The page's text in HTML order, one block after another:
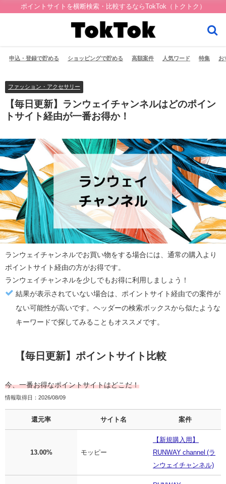
ポイントサイトを横断検索・比較するならTokTok（トクトク）
申込・登録で貯める ショッピングで貯める 高額案件 人気ワード 特集 お
ファッション・アクセサリー
【毎日更新】ランウェイチャンネルはどのポイン
トサイト経由が一番お得か！
ランウェイチャンネルでお買い物をする場合には、通常の購入より
ポイントサイト経由の方がお得です。
ランウェイチャンネルを少しでもお得に利用しましょう！
結果が表示されていない場合は、ポイントサイト経由での案件が
ない可能性が高いです。ヘッダーの検索ボックスから似たような
キーワードで探してみることもオススメです。
【毎日更新】ポイントサイト比較
今、一番お得なポイントサイトはどこだ！
情報取得日：2026/08/09
還元率 サイト名 案件
13.00% モッピー
【新規購入用】
RUNWAY channel (ラ
ンウェイチャンネル)